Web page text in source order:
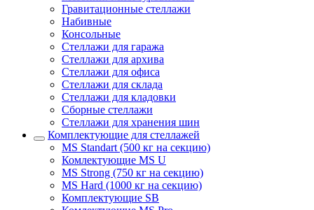
Гравитационные стеллажи
Набивные
Консольные
Стеллажи для гаража
Стеллажи для архива
Стеллажи для офиса
Стеллажи для склада
Стеллажи для кладовки
Сборные стеллажи
Стеллажи для хранения шин
Комплектующие для стеллажей
MS Standart (500 кг на секцию)
Комлектующие MS U
MS Strong (750 кг на секцию)
MS Hard (1000 кг на секцию)
Комплектующие SB